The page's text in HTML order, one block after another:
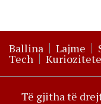
Ballina Lajme
Tech Kuriozitete
Të gjitha të